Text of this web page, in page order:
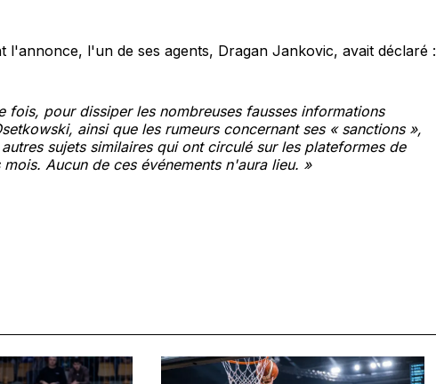
l'annonce, l'un de ses agents, Dragan Jankovic, avait déclaré :
fois, pour dissiper les nombreuses fausses informations
ainsi que les rumeurs concernant ses « sanctions »,
sujets similaires qui ont circulé sur les plateformes de
Aucun de ces événements n'aura lieu. »